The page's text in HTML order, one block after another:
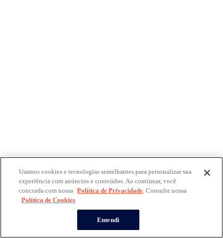
Usamos cookies e tecnologias semelhantes para personalizar sua
experiência com anúncios e conteúdos. Ao continuar, você
concorda com nossa Política de Privacidade. Consulte nossa
Política de Cookies
Entendi